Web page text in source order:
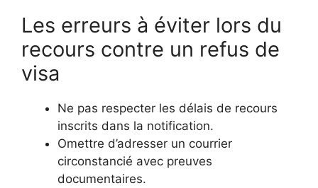
Les erreurs à éviter lors du
recours contre un refus de
visa
Ne pas respecter les délais de recours
inscrits dans la notification.
Omettre d’adresser un courrier
circonstancié avec preuves
documentaires.